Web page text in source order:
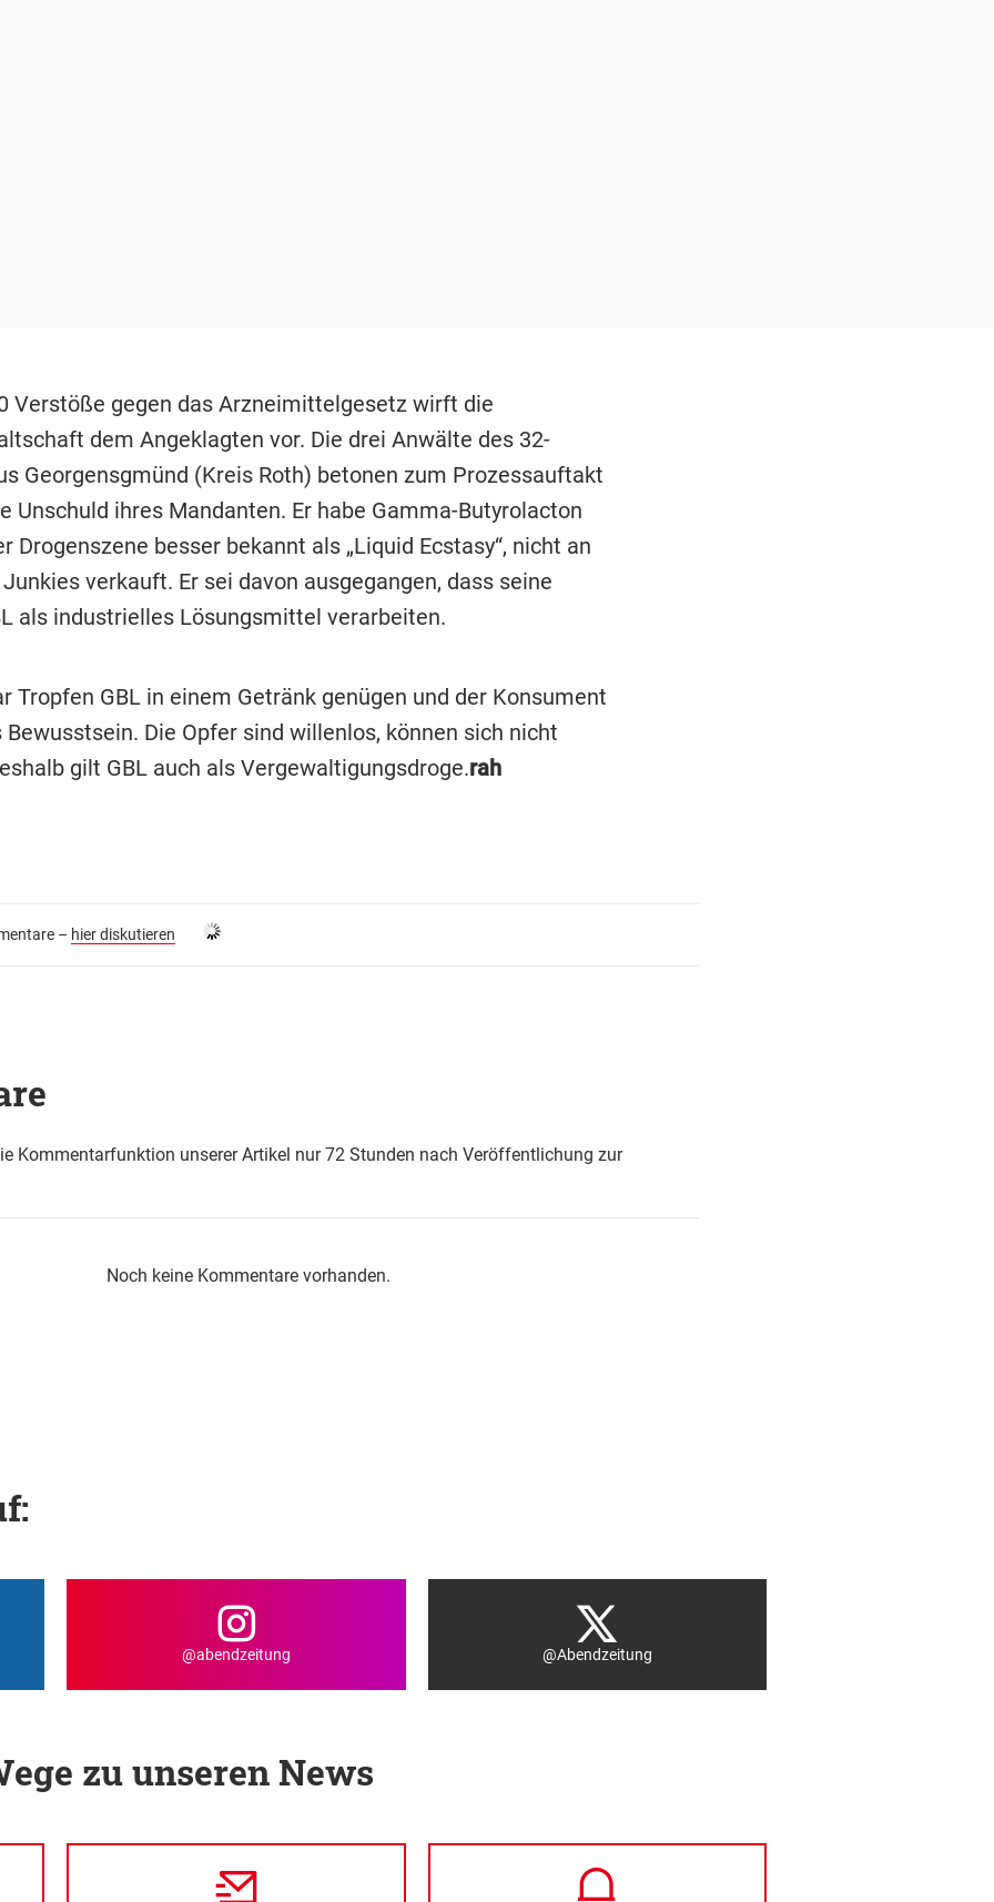
Verstöße gegen das Arzneimittelgesetz wirft die
dem Angeklagten vor. Die drei Anwälte des 32-
Georgensgmünd (Kreis Roth) betonen zum Prozessauftakt
Unschuld ihres Mandanten. Er habe Gamma-Butyrolacton
Drogenszene besser bekannt als „Liquid Ecstasy“, nicht an
verkauft. Er sei davon ausgegangen, dass seine
als industrielles Lösungsmittel verarbeiten.
Tropfen GBL in einem Getränk genügen und der Konsument
Die Opfer sind willenlos, können sich nicht
gilt GBL auch als Vergewaltigungsdroge.rah
– hier diskutieren
Kommentarfunktion unserer Artikel nur 72 Stunden nach Veröffentlichung zur
Noch keine Kommentare vorhanden.
@abendzeitung @Abendzeitung
zu unseren News